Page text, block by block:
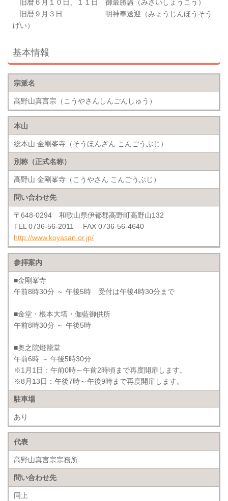
旧暦６月１０日、１１日 御最勝講（みさいしょうこう）
旧暦９月３日 明神奉送迎（みょうじんほうそう
げい）
基本情報
宗派名
高野山真言宗（こうやさんしんごんしゅう）
本山
総本山 金剛峯寺（そうほんざん こんごうぶじ）
別称（正式名称）
高野山 金剛峯寺（こうやさん こんごうぶじ）
問い合わせ先
〒648-0294 和歌山県伊都郡高野町高野山132
TEL 0736-56-2011 FAX 0736-56-4640
http://www.koyasan.or.jp/
参拝案内
■金剛峯寺
午前8時30分 ～ 午後5時 受付は午後4時30分まで
■金堂・根本大塔・伽藍御供所
午前8時30分 ～ 午後5時
■奥之院燈籠堂
午前6時 ～ 午後5時30分
※1月1日：午前0時～午前2時頃まで再度開扉します。
※8月13日：午後7時～午後9時まで再度開扉します。
駐車場
あり
代表
高野山真言宗宗務所
問い合わせ先
同上